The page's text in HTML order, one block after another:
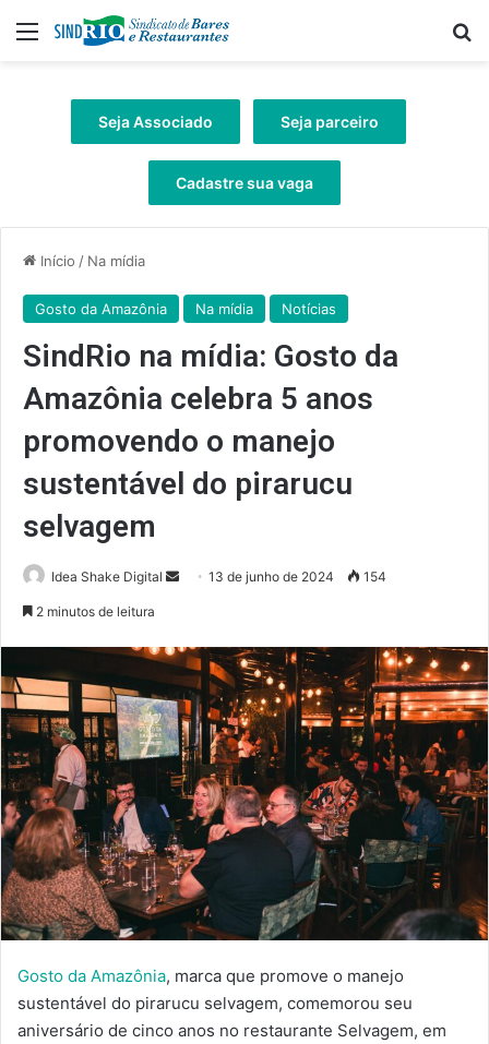
Menu
Seja Associado Seja parceiro
Cadastre sua vaga
Início / Na mídia
Gosto da Amazônia Na mídia Notícias
SindRio na mídia: Gosto da
Amazônia celebra 5 anos
promovendo o manejo
sustentável do pirarucu
selvagem
Idea Shake Digital
Mande
mail
13 de junho de 2024 154
2 minutos de leitura
Gosto da Amazônia, marca que promove o manejo
sustentável do pirarucu selvagem, comemorou seu
aniversário de cinco anos no restaurante Selvagem, em